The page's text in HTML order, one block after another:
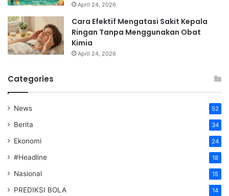
April 24, 2026
Cara Efektif Mengatasi Sakit Kepala
Ringan Tanpa Menggunakan Obat
Kimia
April 24, 2026
Categories
News 52
Berita 34
Ekonomi 24
#Headline 18
Nasional 15
PREDIKSI BOLA 14